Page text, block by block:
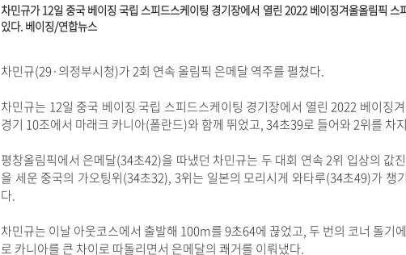
차민규가 12일 중국 베이징 국립 스피드스케이팅 경기장에서 열린 2022 베이징겨울올림픽
있다. 베이징/연합뉴스
차민규(29·의정부시청)가 2회 연속 올림픽 은메달 역주를 펼쳤다.
차민규는 12일 중국 베이징 국립 스피드스케이팅 경기장에서 열린 2022 베이징
경기 10조에서 마래크 카니아(폴란드)와 함께 뛰었고, 34초39로 들어와 2위를 차
평창올림픽에서 은메달(34초42)을 따냈던 차민규는 두 대회 연속 2위 입상의 값
을 세운 중국의 가오팅위(34초32), 3위는 일본의 모리시게 와타루(34초49)가 챙
다.
차민규는 이날 아웃코스에서 출발해 100m를 9초64에 끊었고, 두 번의 코너 돌기
로 카니아를 큰 차이로 따돌리면서 은메달의 쾌거를 이뤄냈다.